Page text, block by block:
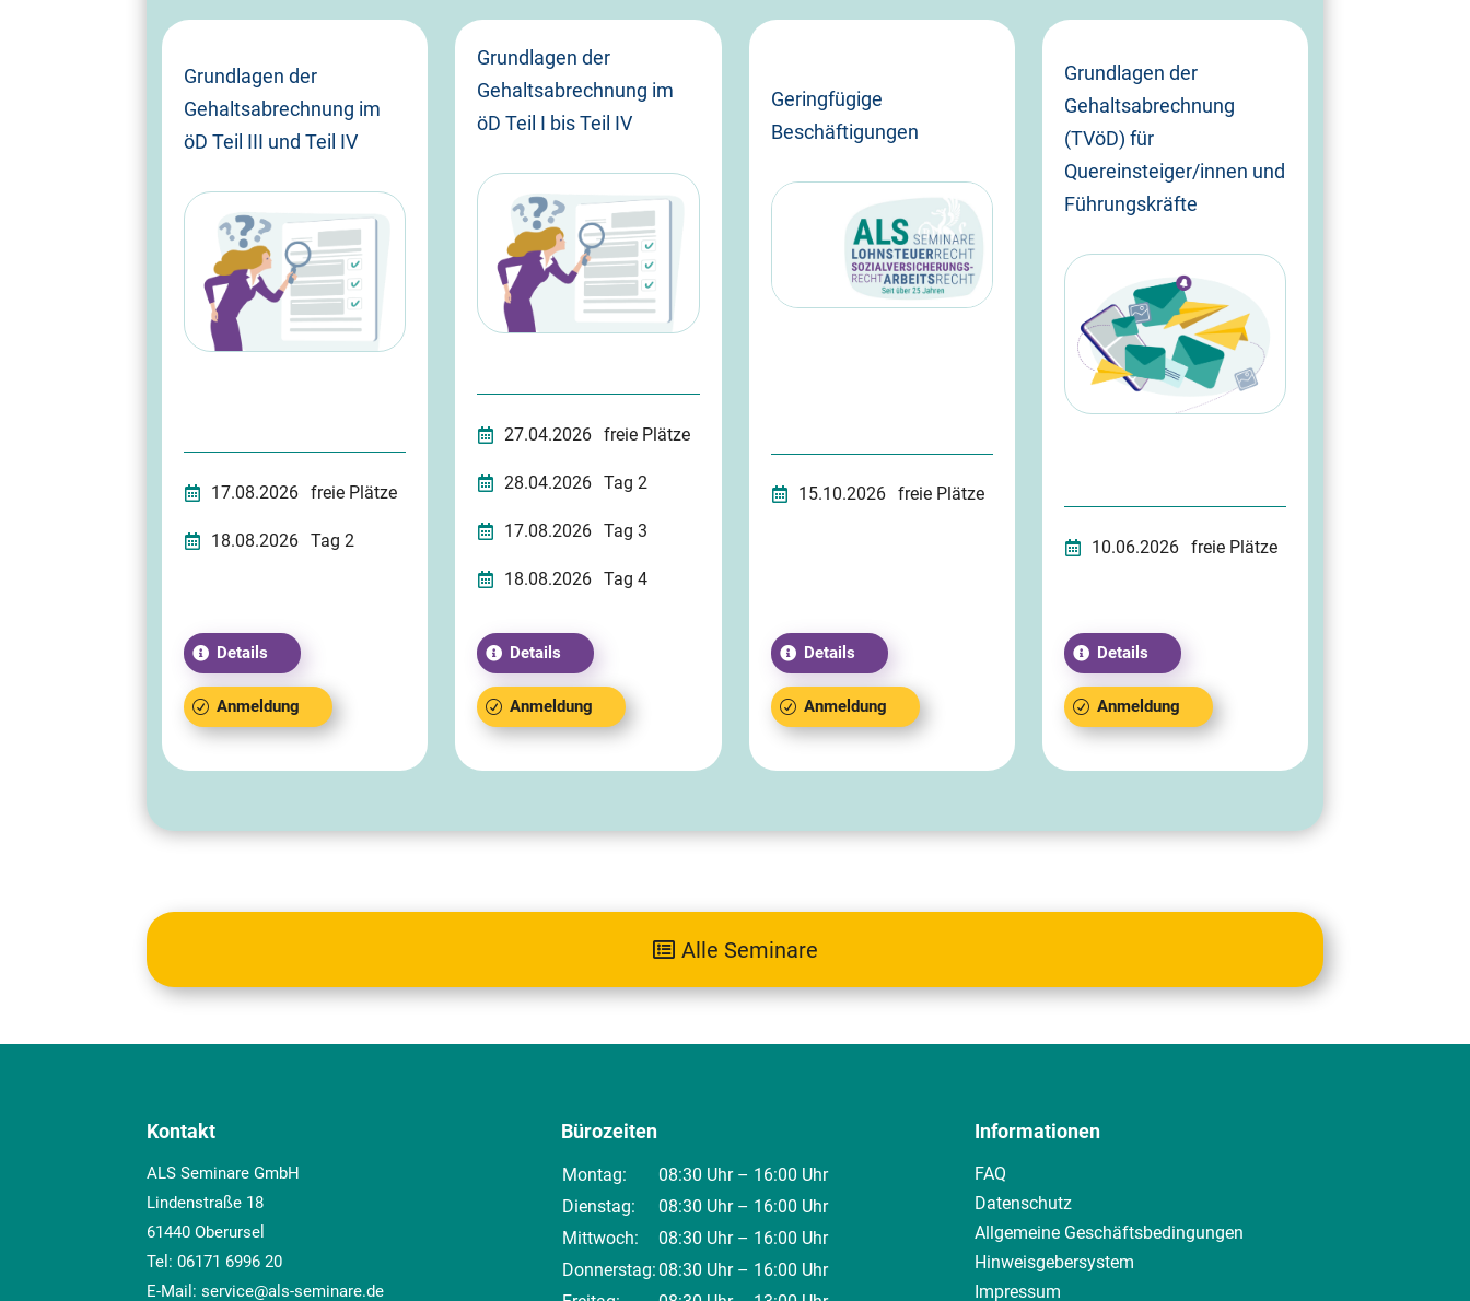
Grundlagen der
Gehaltsabrechnung im
öD Teil III und Teil IV
17.08.2026 freie Plätze
18.08.2026 Tag 2
Details
Anmeldung
Grundlagen der
Gehaltsabrechnung im
öD Teil I bis Teil IV
27.04.2026 freie Plätze
28.04.2026 Tag 2
17.08.2026 Tag 3
18.08.2026 Tag 4
Details
Anmeldung
Geringfügige
Beschäftigungen
15.10.2026 freie Plätze
Details
Anmeldung
Grundlagen der
Gehaltsabrechnung
(TVöD) für
Quereinsteiger/innen und
Führungskräfte
10.06.2026 freie Plätze
Details
Anmeldung
Alle Seminare
Kontakt
ALS Seminare GmbH
Lindenstraße 18
61440 Oberursel
Tel:06171 6996 20
E-Mail:service@als-seminare.de
Bürozeiten
Montag:
08:30 Uhr – 16:00 Uhr
Dienstag:
08:30 Uhr – 16:00 Uhr
Mittwoch:
08:30 Uhr – 16:00 Uhr
Donnerstag:08:30 Uhr – 16:00 Uhr
Informationen
FAQ
Datenschutz
Allgemeine Geschäftsbedingungen
Hinweisgebersystem
Impressum